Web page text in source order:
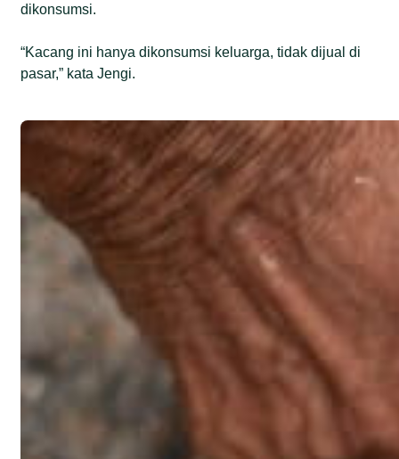
dikonsumsi.
“Kacang ini hanya dikonsumsi keluarga, tidak dijual di
pasar,” kata Jengi.